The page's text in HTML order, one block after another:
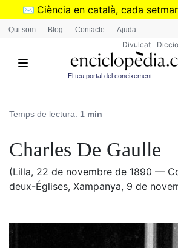
Vés
✉️ Ciència en català, cada
➜Subscriu-te al butlletí de
Qui som Blog Contacte Ajuda
Divulcat
El teu portal del coneixement
Temps de lectura: 1 min
Charles De Gaulle
(Lilla, 22 de novembre de 1890 —
deux-Églises, Xampanya, 9 de